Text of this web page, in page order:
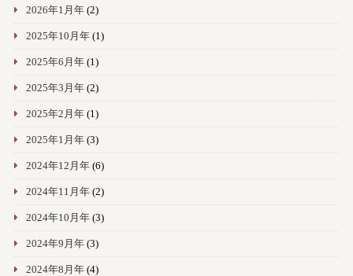
2026年1月年(2)
2025年10月年(1)
2025年6月年(1)
2025年3月年(2)
2025年2月年(1)
2025年1月年(3)
2024年12月年(6)
2024年11月年(2)
2024年10月年(3)
2024年9月年(3)
2024年8月年(4)